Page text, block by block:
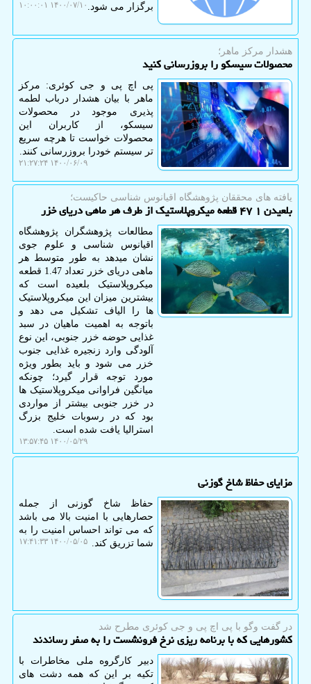
برگزار می شود. ۱۴۰۰/۰۷/۱۰ ۱۰:۰۰:۰۱
هشدار مركز ماهر؛
محصولات سیسکو را بروزرسانی کنید
پی اچ پی و جی کوئری: مرکز
ماهر با بیان هشدار درباب لطمه
پذیری موجود در محصولات
سیسکو، از کاربران این
محصولات خواست تا هرچه سریع
تر سیستم خودرا بروزرسانی کنند.
۱۴۰۰/۰۶/۰۹ ۲۱:۲۷:۲۴
یافته های محققان پژوهشگاه اقیانوس شناسی حاكیست؛
بلعیدن ۱ ۴۷ قطعه میکروپلاستیک از طرف هر ماهی دریای خزر
مطالعات پژوهشگران پژوهشگاه
اقیانوس شناسی و علوم جوی
نشان میدهد به طور متوسط هر
ماهی دریای خزر تعداد 1.47 قطعه
میکروپلاستیک بلعیده است که
بیشترین میزان این میکروپلاستیک
ها را الیاف تشکیل می دهد و
باتوجه به اهمیت ماهیان در سبد
غذایی حوضه خزر جنوبی، این نوع
آلودگی وارد زنجیره غذایی جنوب
خزر می شود و باید بطور ویژه
مورد توجه قرار گیرد؛ چونکه
میانگین فراوانی میکروپلاستیک ها
در خزر جنوبی بیشتر از مواردی
بود که در رسوبات خلیج بزرگ
استرالیا یافت شده است.
۱۴۰۰/۰۵/۲۹ ۱۳:۵۷:۴۵
مزایای حفاظ شاخ گوزنی
حفاظ شاخ گوزنی از جمله
حصارهایی با امنیت بالا می باشد
كه می تواند احساس امنیت را به
شما تزریق كند. ۱۴۰۰/۰۵/۰۵ ۱۷:۴۱:۳۳
در گفت وگو با پی اچ پی و جی كوئری مطرح شد
كشورهایی كه با برنامه ریزی نرخ فرونشست را به صفر رساندند
دبیر کارگروه ملی مخاطرات با
تکیه بر این که همه دشت های